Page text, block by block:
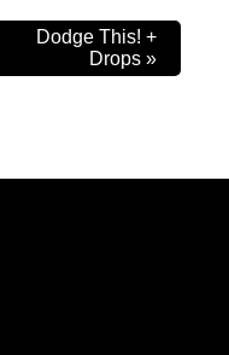
Dodge This! +
Drops »